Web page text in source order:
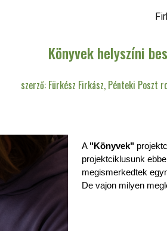
Könyvekhelyszíni
szerző: Fürkész Firkász, Pénteki Poszt
A "Könyvek"
projektciklusunk
megismerkedtek
De vajon milyen